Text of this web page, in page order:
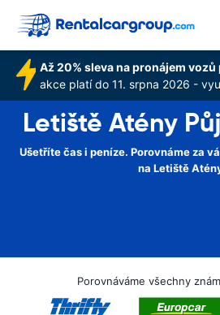
Až 20% sleva na pronájem vozů
akce platí do 11. srpna 2026 -
Letiště Atény
Ušetříte čas i peníze. Porovnáme za
na Letiště
Porovnáváme všechny